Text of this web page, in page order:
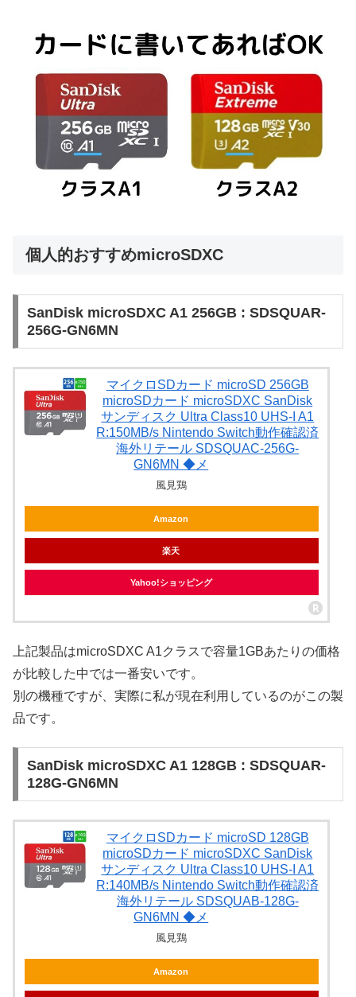
個人的おすすめmicroSDXC
SanDisk microSDXC A1 256GB : SDSQUAR-
256G-GN6MN
マイクロSDカード microSD 256GB
microSDカード microSDXC SanDisk
サンディスク Ultra Class10 UHS-I A1
R:150MB/s Nintendo Switch動作確認済
海外リテール SDSQUAC-256G-
GN6MN ◆メ
風見鶏
Amazon
楽天
Yahoo!ショッピング
上記製品はmicroSDXC A1クラスで容量1GBあたりの価格
が比較した中では一番安いです。
別の機種ですが、実際に私が現在利用しているのがこの製
品です。
SanDisk microSDXC A1 128GB : SDSQUAR-
128G-GN6MN
マイクロSDカード microSD 128GB
microSDカード microSDXC SanDisk
サンディスク Ultra Class10 UHS-I A1
R:140MB/s Nintendo Switch動作確認済
海外リテール SDSQUAB-128G-
GN6MN ◆メ
風見鶏
Amazon